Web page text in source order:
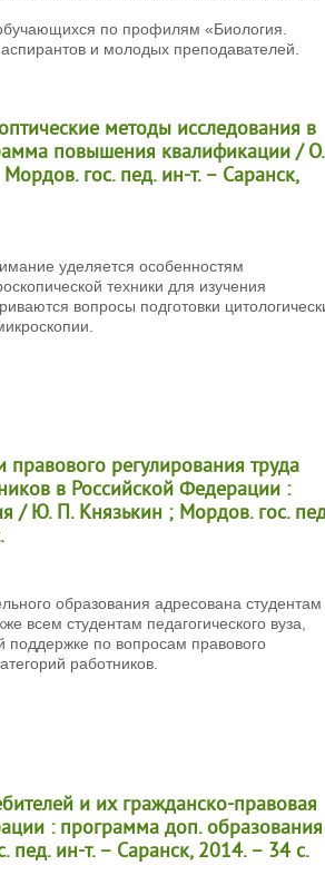
по профилям «Биология.
и молодых преподавателей.
методы исследования в
повышения квалификации / О.
гос. пед. ин-т. – Саранск,
уделяется особенностям
техники для изучения
вопросы подготовки
регулирования труда
в Российской Федерации :
/ Ю. П. Князькин ; Мордов. гос.
образования адресована студентам
всем студентам педагогического вуза,
по вопросам правового
работников.
и их гражданско-правовая
: программа доп.
ин-т. – Саранск, 2014. – 34 с.